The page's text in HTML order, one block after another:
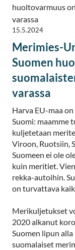
huoltovarmuus
varassa
15.5.2024
Merimies-
Suomen
varassa
Harva EU-maa
Suomi: maamme
kuljetetaan
Viroon, Ruotsiin,
Suomeen ei ole
kuin meritiet.
rekka-autoihin.
on turvattava
Merikuljetukset
2020 alkanut
Suomen lipun
suomalaiset